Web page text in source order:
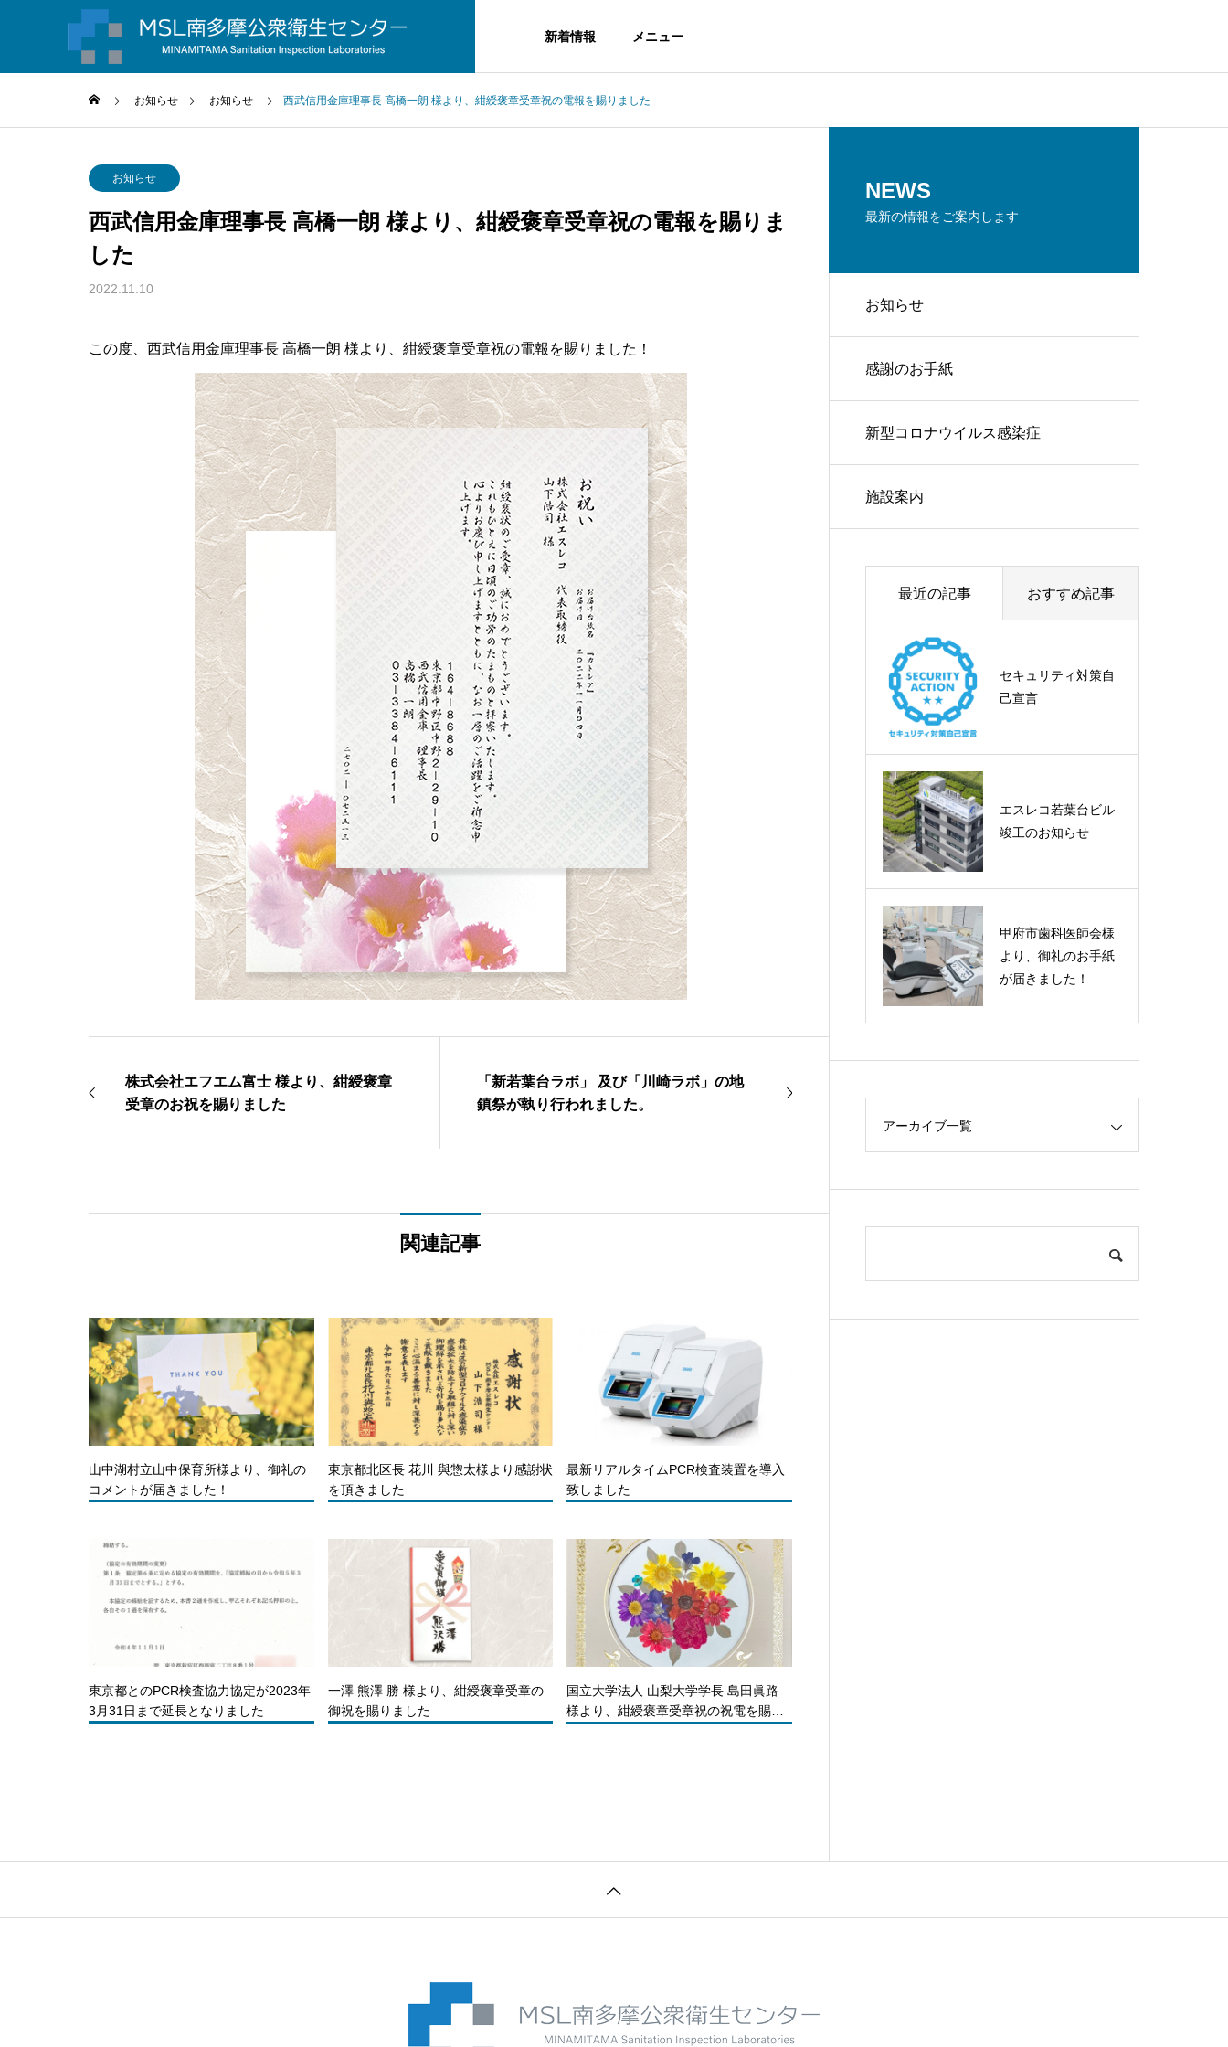
新着情報 メニュー
お知らせ お知らせ 西武信用金庫理事長 高橋一朗 様より、紺綬褒章受章祝の電報を賜りました
お知らせ
西武信用金庫理事長 高橋一朗 様より、紺綬褒章受章祝の電報を賜りま
した
2022.11.10
この度、西武信用金庫理事長 高橋一朗 様より、紺綬褒章受章祝の電報を賜りました！
株式会社エフエム富士 様より、紺綬褒章
受章のお祝を賜りました
「新若葉台ラボ」 及び「川崎ラボ」の地
鎮祭が執り行われました。
関連記事
山中湖村立山中保育所様より、御礼の
コメントが届きました！
東京都北区長 花川 與惣太様より感謝状
を頂きました
最新リアルタイムPCR検査装置を導入
致しました
東京都とのPCR検査協力協定が2023年
3月31日まで延長となりました
一澤 熊澤 勝 様より、紺綬褒章受章の
御祝を賜りました
国立大学法人 山梨大学学長 島田眞路
様より、紺綬褒章受章祝の祝電を賜り
NEWS
最新の情報をご案内します
お知らせ
感謝のお手紙
新型コロナウイルス感染症
施設案内
最近の記事 おすすめ記事
セキュリティ対策自
己宣言
エスレコ若葉台ビル
竣工のお知らせ
甲府市歯科医師会様
より、御礼のお手紙
が届きました！
R検査装置を導入致
しました
実績紹介（官公庁）
アーカイブ一覧